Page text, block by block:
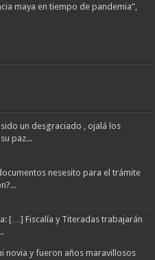
maya en tiempo de pandemia”,
un desgraciado , ojalá los
paz...
nesesito para el trámite
[…] Fiscalía y Titeradas trabajarán
novia y fueron años maravillosos